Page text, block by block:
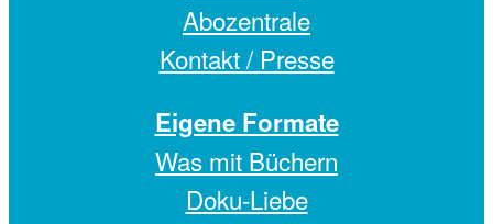
Abozentrale
Kontakt / Presse
Eigene Formate
Was mit Büchern
Doku-Liebe